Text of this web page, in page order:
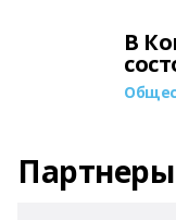
В
Партнеры